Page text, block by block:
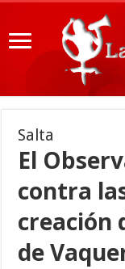
Salta
El
contra
creación
de